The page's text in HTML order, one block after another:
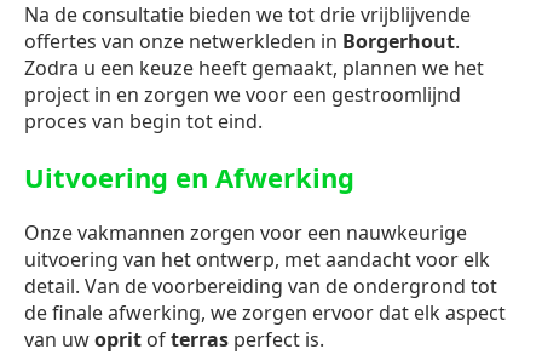
Na de consultatie bieden we tot drie vrijblijvende
offertes van onze netwerkleden in Borgerhout.
Zodra u een keuze heeft gemaakt, plannen we het
project in en zorgen we voor een gestroomlijnd
proces van begin tot eind.
Uitvoering en Afwerking
Onze vakmannen zorgen voor een nauwkeurige
uitvoering van het ontwerp, met aandacht voor elk
detail. Van de voorbereiding van de ondergrond tot
de finale afwerking, we zorgen ervoor dat elk aspect
van uwoprit ofterras perfect is.